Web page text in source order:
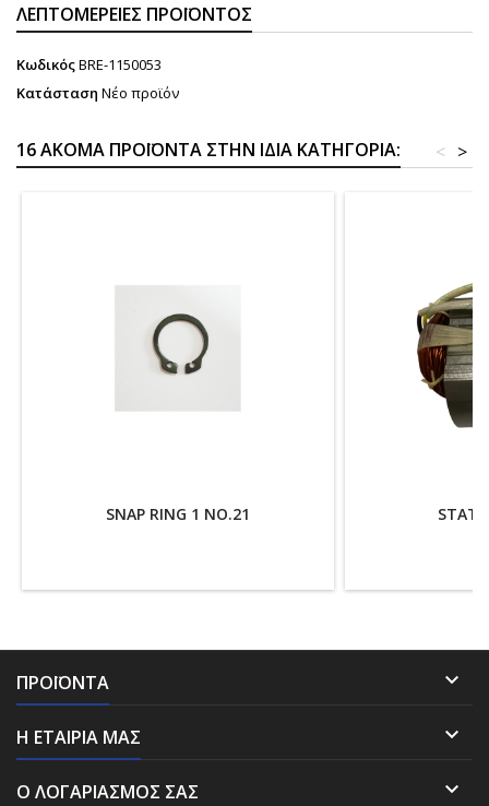
ΛΕΠΤΟΜΈΡΕΙΕΣ ΠΡΟΪΌΝΤΟΣ
ΚωδικόςBRE-1150053
Κατάσταση Νέο προϊόν
16 ΑΚΌΜΑ ΠΡΟΪΌΝΤΑ ΣΤΗΝ ΊΔΙΑ ΚΑΤΗΓΟΡΊΑ: >
<
SNAP RING 1 NO.21
ΠΡΟΪΌΝΤΑ 
Η ΕΤΑΙΡΊΑ ΜΑΣ 
Ο ΛΟΓΑΡΙΑΣΜΌΣ ΣΑΣ 